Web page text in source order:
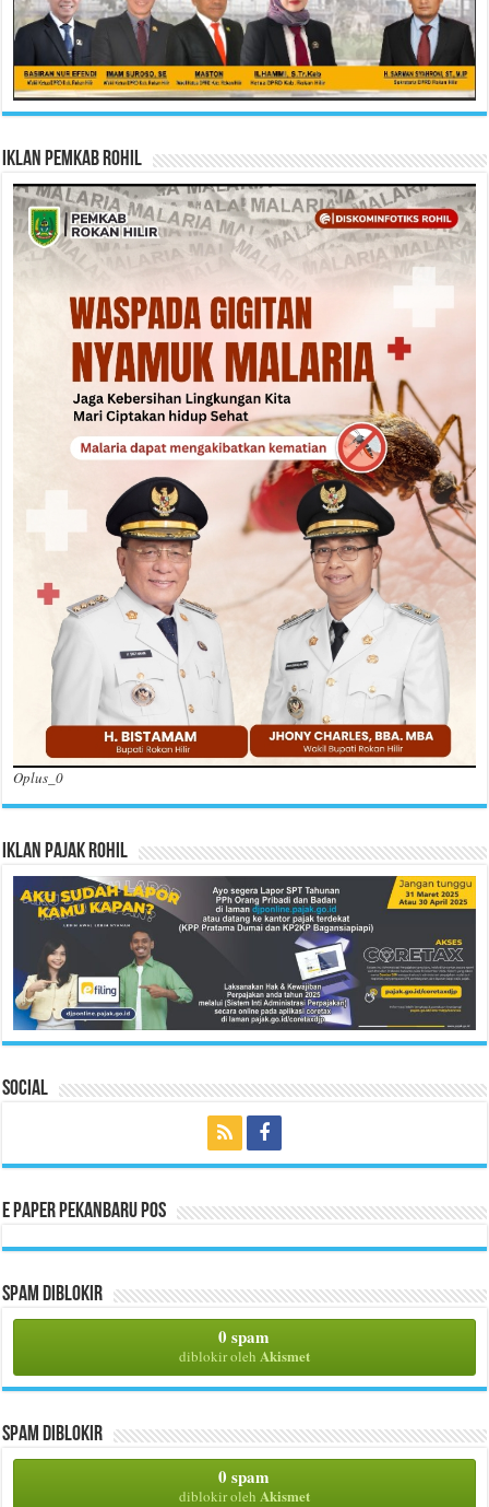
Iklan Pemkab Rohil
Oplus_0
Iklan Pajak Rohil
Social
E Paper Pekanbaru Pos
Spam Diblokir
0 spam
diblokir oleh Akismet
Spam Diblokir
0 spam
diblokir oleh Akismet